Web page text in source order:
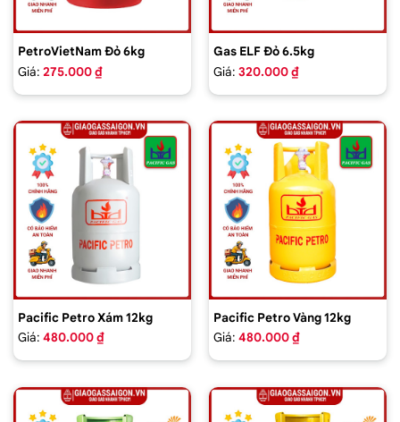
PetroVietNam Đỏ 6kg
Giá: 275.000 ₫
Gas ELF Đỏ 6.5kg
Giá: 320.000 ₫
Pacific Petro Xám 12kg
Giá: 480.000 ₫
Pacific Petro Vàng 12kg
Giá: 480.000 ₫